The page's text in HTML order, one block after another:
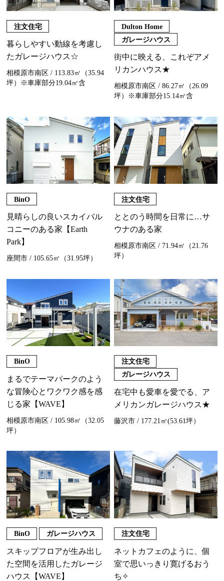
注文住宅
暮らしやすい動線を考慮し
たガレージハウス☆
相模原市南区 / 113.83㎡（35.94
坪）※車庫部分19.04㎡含
Dulton Home
ガレージハウス
街中に映える、これぞアメ
リカンハウス★
相模原市南区 / 86.27㎡（26.09
坪）※車庫部分15.14㎡含
BinO
見晴らしの良いスカイバル
コニーのある家【Earth
Park】
座間市 / 105.65㎡（31.95坪）
注文住宅
ととのう時間を日常に…サ
ウナのある家
相模原市南区 / 71.94㎡（21.76
坪）
BinO
まるでテーマパークのよう
な冒険心とワクワク感を感
じる家【WAVE】
相模原市南区 / 105.98㎡（32.05
坪）
注文住宅
ガレージハウス
在宅中も愛車を愛でる、ア
メリカンガレージハウス★
藤沢市 / 177.21㎡(53.61坪）
BinO ガレージハウス
スキップフロアが生み出し
た空間を活用したガレージ
ハウス【WAVE】
注文住宅
ネットカフェのように、個
室で思いっきり寛げるおう
ち✧